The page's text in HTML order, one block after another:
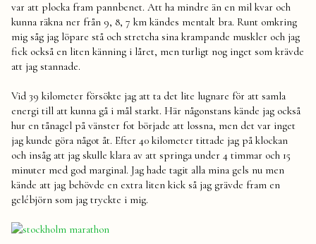
var att plocka fram pannbenet. Att ha mindre än en mil kvar och
kunna räkna ner från 9, 8, 7 km kändes mentalt bra. Runt omkring
mig såg jag löpare stå och stretcha sina krampande muskler och jag
fick också en liten känning i låret, men turligt nog inget som krävde
att jag stannade.
Vid 39 kilometer försökte jag att ta det lite lugnare för att samla
energi till att kunna gå i mål starkt. Här någonstans kände jag också
hur en tånagel på vänster fot började att lossna, men det var inget
jag kunde göra något åt. Efter 40 kilometer tittade jag på klockan
och insåg att jag skulle klara av att springa under 4 timmar och 15
minuter med god marginal. Jag hade tagit alla mina gels nu men
kände att jag behövde en extra liten kick så jag grävde fram en
gelébjörn som jag tryckte i mig.